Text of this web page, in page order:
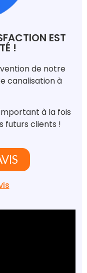
EST
!
de notre
canalisation à
à la fois
futurs clients !